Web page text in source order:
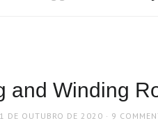
and Winding
DE OUTUBRO DE 2020 9